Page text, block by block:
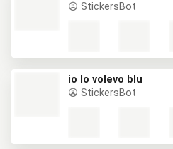
StickersBot
io lo volevo blu
StickersBot